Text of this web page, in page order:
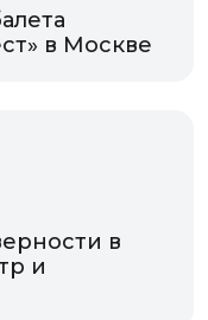
в Москве
в
и